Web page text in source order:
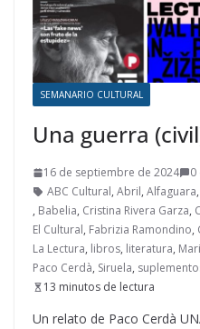
SEMANARIO CULTURAL
Una guerra
16 de septiembre de 2024
0
ABC Cultural, Abril, Alfaguara,
, Babelia, Cristina Rivera Garza,
El Cultural, Fabrizia Ramondino,
La Lectura, libros, literatura,
Paco Cerdà, Siruela,
13 minutos de lectura
Un relato de Paco Cerdà